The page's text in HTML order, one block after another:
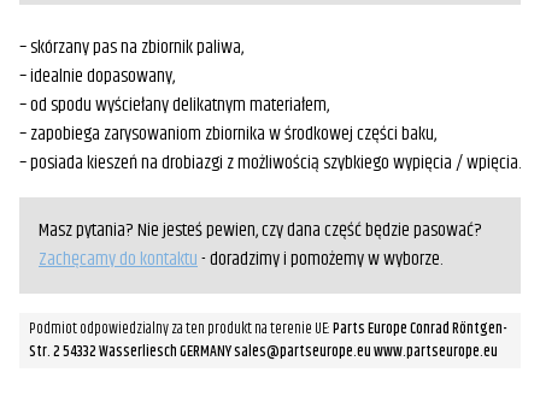
– skórzany pas na zbiornik paliwa,
– idealnie dopasowany,
– od spodu wyściełany delikatnym materiałem,
– zapobiega zarysowaniom zbiornika w środkowej części baku,
– posiada kieszeń na drobiazgi z możliwością szybkiego wypięcia / wpięcia.
Masz pytania? Nie jesteś pewien, czy dana część będzie pasować?
Zachęcamy do kontaktu- doradzimy i pomożemy w wyborze.
Podmiot odpowiedzialny za ten produkt na terenie UE:Parts Europe Conrad Röntgen-
Str. 2 54332 Wasserliesch GERMANY sales@partseurope.eu www.partseurope.eu